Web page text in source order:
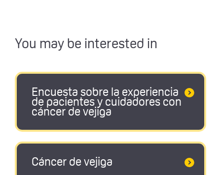
You may be interested in
Encuesta sobre la experiencia
de pacientes y cuidadores con
cáncer de vejiga
Cáncer de vejiga